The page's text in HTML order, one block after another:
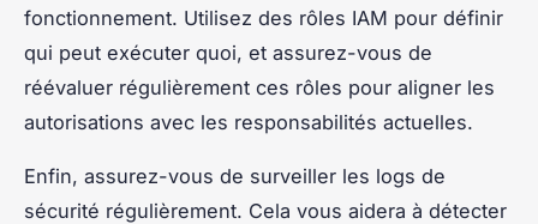
fonctionnement. Utilisez des rôles IAM pour définir
qui peut exécuter quoi, et assurez-vous de
réévaluer régulièrement ces rôles pour aligner les
autorisations avec les responsabilités actuelles.
Enfin, assurez-vous de surveiller les logs de
sécurité régulièrement. Cela vous aidera à détecter